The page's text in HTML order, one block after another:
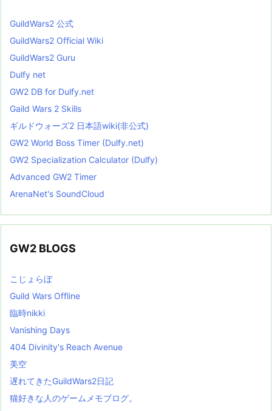
GuildWars2 公式
GuildWars2 Official Wiki
GuildWars2 Guru
Dulfy net
GW2 DB for Dulfy.net
Gaild Wars 2 Skills
ギルドウォーズ2 日本語wiki(非公式)
GW2 World Boss Timer (Dulfy.net)
GW2 Specialization Calculator (Dulfy)
Advanced GW2 Timer
ArenaNet's SoundCloud
GW2 BLOGS
こじょらぼ
Guild Wars Offline
臨時nikki
Vanishing Days
404 Divinity's Reach Avenue
美空
遅れてきたGuildWars2日記
猫好きな人のゲームメモブログ。